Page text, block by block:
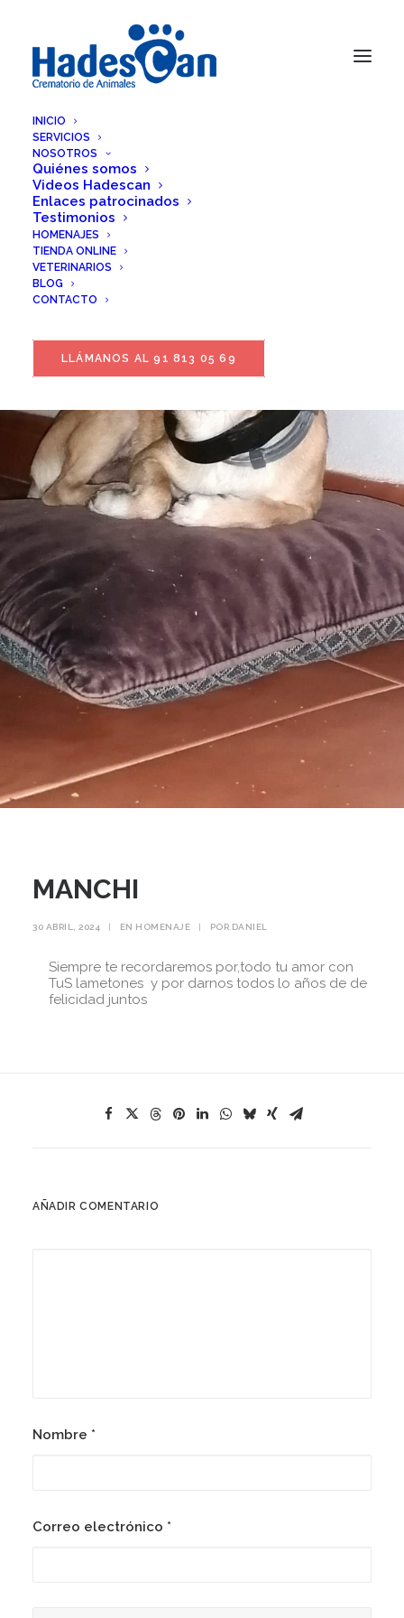
INICIO
SERVICIOS
NOSOTROS
Quiénes somos
Videos Hadescan
Enlaces patrocinados
Testimonios
HOMENAJES
TIENDA ONLINE
VETERINARIOS
BLOG
CONTACTO
LLÁMANOS AL 91 813 05 69
MANCHI
30 ABRIL, 2024 | EN HOMENAJE | POR DANIEL
Siempre te recordaremos por,todo tu amor con
TuS lametones y por darnos todos lo años de de
felicidad juntos
AÑADIR COMENTARIO
Nombre *
Correo electrónico *